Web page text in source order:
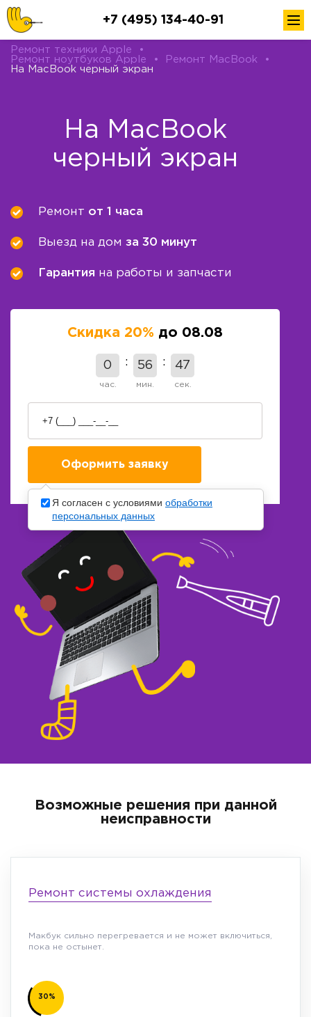
+7 (495) 134-40-91
Ремонт техники Apple
•
Ремонт ноутбуков Apple
• Ремонт MacBook
•
На MacBook черный экран
На MacBook
черный экран
Ремонт от 1 часа
Выезд на дом за 30 минут
Гарантия на работы и запчасти
Скидка 20% до 08.08
0
час.
56
мин.
46
сек.
Возможные решения при данной
неисправности
Ремонт системы охлаждения
Макбук сильно перегревается и не может включиться,
пока не остынет.
30%
Я согласен с условиями обработки
персональных данных